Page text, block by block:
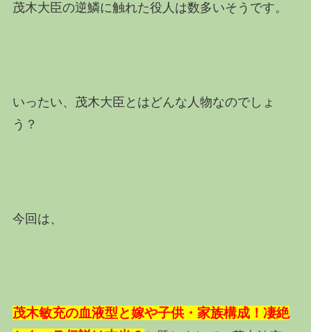
茂木大臣の逆鱗に触れた役人は数多いそうです。
いったい、茂木大臣とはどんな人物なのでしょ
う？
今回は、
茂木敏充の血液型と嫁や子供・家族構成！凄絶